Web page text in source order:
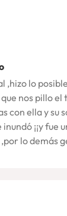
,hizo lo
nos pillo el
con ella y su
¡¡y fue
lo demás